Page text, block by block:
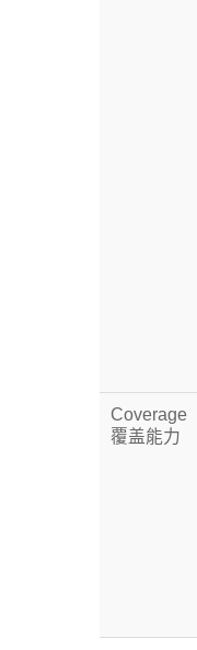
Coverage
覆盖能力